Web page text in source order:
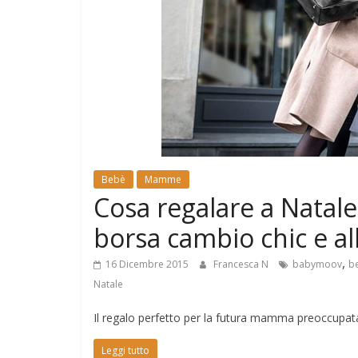
Bebè Mamme
Cosa regalare a
borsa cambio chic e
16 Dicembre 2015 Francesca N babymoov,
Natale
Il regalo perfetto per la futura mamma
Leggi tutto